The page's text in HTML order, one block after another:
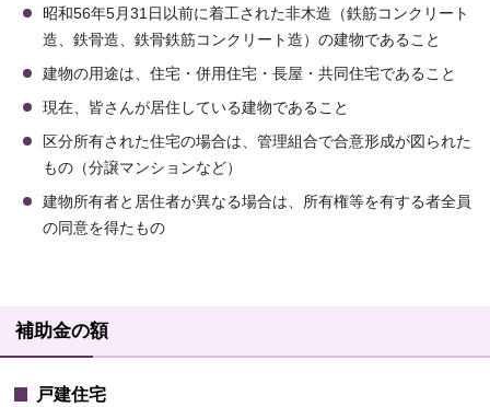
昭和56年5月31日以前に着工された非木造（鉄筋コンクリート
造、鉄骨造、鉄骨鉄筋コンクリート造）の建物であること
建物の用途は、住宅・併用住宅・長屋・共同住宅であること
現在、皆さんが居住している建物であること
区分所有された住宅の場合は、管理組合で合意形成が図られた
もの（分譲マンションなど）
建物所有者と居住者が異なる場合は、所有権等を有する者全員
の同意を得たもの
補助金の額
戸建住宅